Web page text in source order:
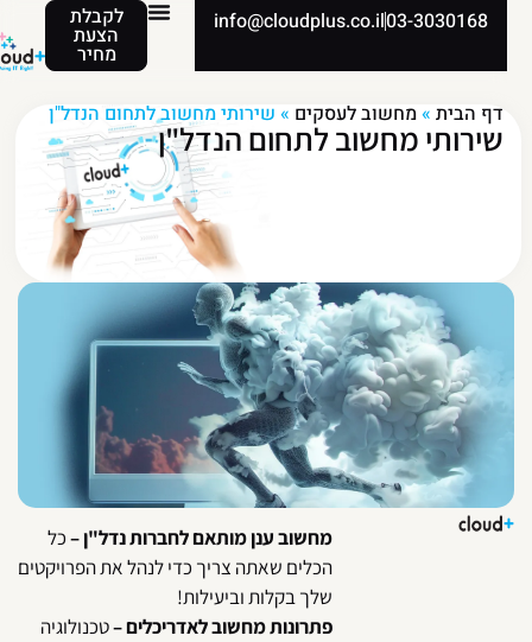
03-3030168
info@cloudplus.co.il לקבלת
הצעת
מחיר
דף הבית»מחשוב לעסקים»שירותי מחשוב לתחום הנדל"ן
שירותי מחשוב לתחום הנדל"ן
מחשוב ענן מותאם לחברות נדל"ן –כל
הכלים שאתה צריך כדי לנהל את הפרויקטים
שלך בקלות וביעילות!
פתרונות מחשוב לאדריכלים –טכנולוגיה